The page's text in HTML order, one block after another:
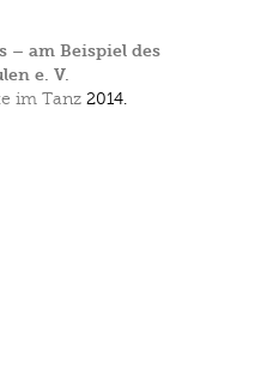
– am Beispiel des
e. V.
im Tanz 2014.